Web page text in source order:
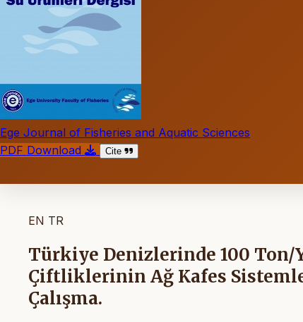
Ege Journal of Fisheries and Aquatic Sciences
PDF Download
Cite
EN TR
Türkiye Denizlerinde 100 Ton/
Çiftliklerinin Ağ Kafes
Çalışma.